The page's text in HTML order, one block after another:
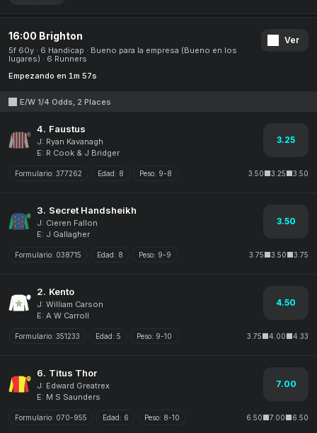
16:00 Brighton
5f 60y 6 Handicap
Bueno para la empresa (Bueno en los
lugares)
6 Runners
Ver
Empezando en 1m 57s
E/W 1/4 Odds, 2 Places
4. Faustus
J: Ryan Kavanagh
E: R Cook & J Bridger
3.25
Formulario: 377262 Edad: 8 Peso: 9-8 3.50 3.25 3.50
3. Secret Handsheikh
J: Cieren Fallon
E: J Gallagher
3.50
Formulario: 038715 Edad: 8 Peso: 9-9 3.75 3.50 3.75
2. Kento
J: William Carson
E: A W Carroll
4.50
Formulario: 351233 Edad: 5 Peso: 9-10 3.75 4.00 4.33
6. Titus Thor
J: Edward Greatrex
E: M S Saunders
7.00
Formulario: 070-955 Edad: 6 Peso: 8-10 6.50 7.00 6.50